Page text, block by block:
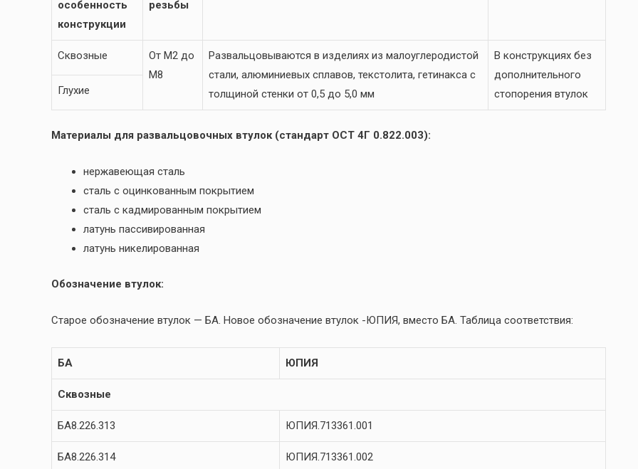
особенность
конструкции
резьбы
Сквозные
От М2 до
М8
Развальцовываются в изделиях из малоуглеродистой
стали, алюминиевых сплавов, текстолита, гетинакса с
толщиной стенки от 0,5 до 5,0 мм
В конструкциях без
дополнительного
стопорения втулок
Глухие
Материалы для развальцовочных втулок (стандарт ОСТ 4Г 0.822.003):
нержавеющая сталь
сталь с оцинкованным покрытием
сталь с кадмированным покрытием
латунь пассивированная
латунь никелированная
Обозначение втулок:
Старое обозначение втулок — БА. Новое обозначение втулок -ЮПИЯ, вместо БА. Таблица соответствия:
БА ЮПИЯ
Сквозные
БА8.226.313 ЮПИЯ.713361.001
БА8.226.314 ЮПИЯ.713361.002